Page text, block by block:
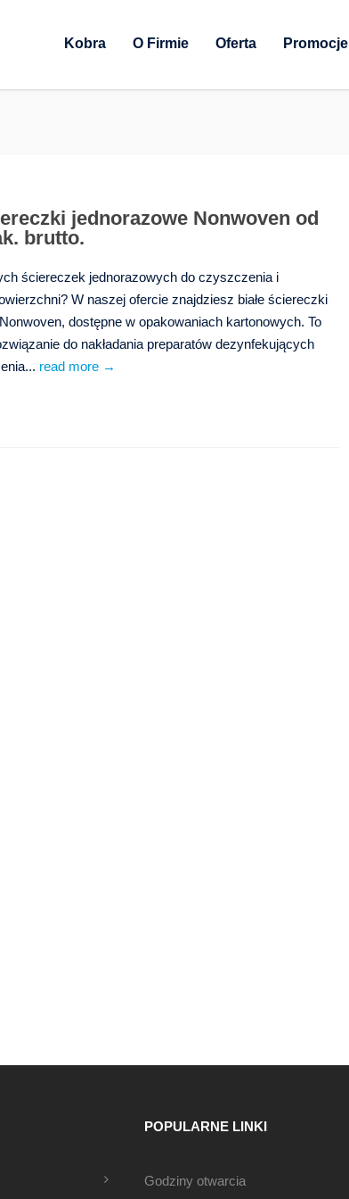
Kobra O Firmie Oferta Promocje
jednorazowe Nonwoven od
brutto.
ściereczek jednorazowych do czyszczenia i
W naszej ofercie znajdziesz białe ściereczki
dostępne w opakowaniach kartonowych. To
do nakładania preparatów dezynfekujących
read more →
POPULARNE LINKI
Godziny otwarcia